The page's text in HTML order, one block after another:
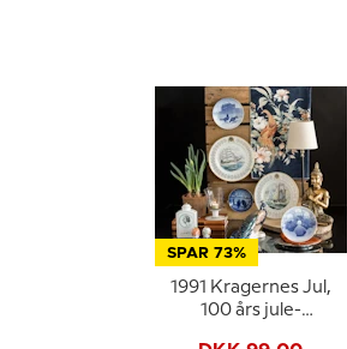
SPAR 73%
1991 Kragernes Jul,
100 års jule-